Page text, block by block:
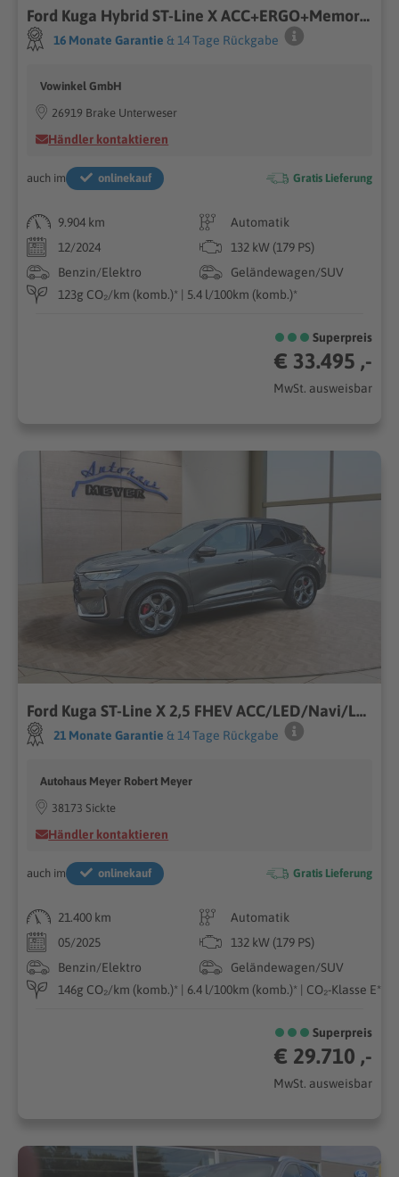
Ford Kuga Hybrid ST-Line X ACC+ERGO+Memory+Matrix+360
16 Monate Garantie & 14 Tage Rückgabe
Vowinkel GmbH
26919 Brake Unterweser
Händler kontaktieren
auch im onlinekauf Gratis Lieferung
9.904 km
Automatik
12/2024
132 kW (179 PS)
Benzin/Elektro
Geländewagen/SUV
123g CO₂/km (komb.)* | 5.4 l/100km (komb.)*
Superpreis
€ 33.495 ,-
MwSt. ausweisbar
Ford Kuga ST-Line X 2,5 FHEV ACC/LED/Navi/Leder/el.Klappe **
21 Monate Garantie & 14 Tage Rückgabe
Autohaus Meyer Robert Meyer
38173 Sickte
Händler kontaktieren
auch im onlinekauf Gratis Lieferung
21.400 km
Automatik
05/2025
132 kW (179 PS)
Benzin/Elektro
Geländewagen/SUV
146g CO₂/km (komb.)* | 6.4 l/100km (komb.)* | CO₂-Klasse E*
Superpreis
€ 29.710 ,-
MwSt. ausweisbar